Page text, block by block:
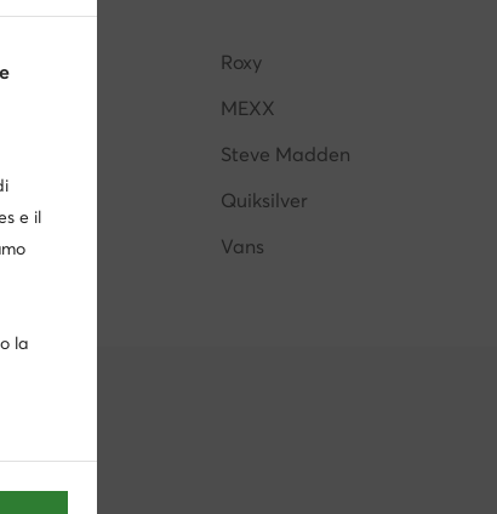
Roxy
MEXX
Steve Madden
Quiksilver
Vans
e il
la